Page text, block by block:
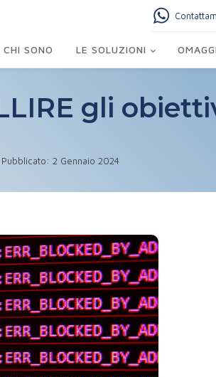
CHI SONO LE SOLUZIONI
gli
Pubblicato: 2 Gennaio 2024